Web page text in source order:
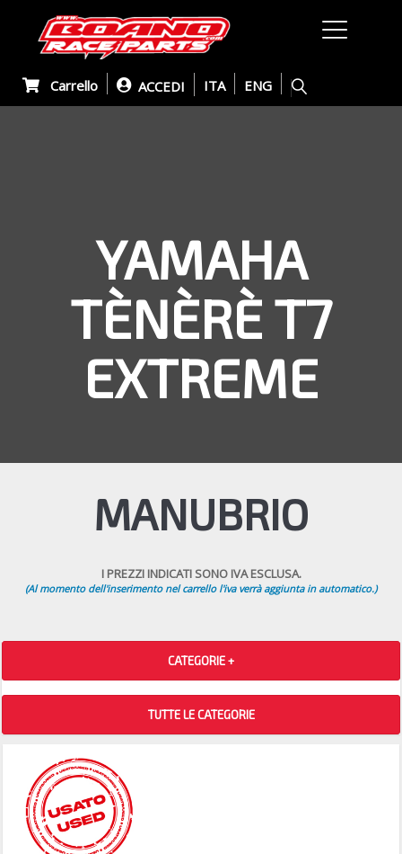
Carrello ACCEDI ITA ENG
YAMAHA
TÈNÈRÈ T7
EXTREME
MANUBRIO
I PREZZI INDICATI SONO IVA ESCLUSA.
(Al momento dell'inserimento nel carrello l'iva verrà aggiunta in automatico.)
CATEGORIE +
TUTTE LE CATEGORIE